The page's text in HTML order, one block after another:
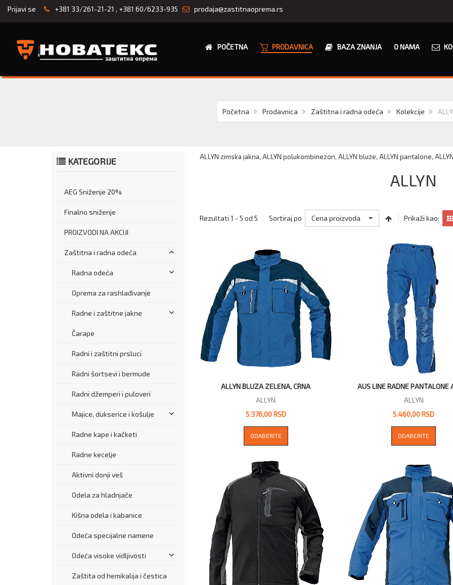
Prijavi se +381 33/261-21-21 , +381 60/6233-935 prodaja@zastitnaoprema.rs
POČETNA PRODAVNICA BAZA ZNANJA O NAMA
Početna Prodavnica Zaštitna i radna odeća Kolekcije
KATEGORIJE
AEG Sniženje 20%
Finalno sniženje
PROIZVODI NA AKCIJI
Zaštitna i radna odeća
Radna odeća
Oprema za rashlađivanje
Radne i zaštitne jakne
Čarape
Radni i zaštitni prsluci
Radni šortsevi i bermude
Radni džemperi i puloveri
Majice, dukserice i košulje
Radne kape i kačketi
Radne kecelje
Aktivni donji veš
Odela za hladnjače
Kišna odela i kabanice
Odeća specijalne namene
Odeća visoke vidljivosti
Zaštita od hemikalija i čestica
ALLYN zimska jakna, ALLYN polukombinezon, ALLYN bluze, ALLYN pantalone,
ALLYN
Rezultati 1 - 5 od 5 Sortiraj po Cena proizvoda Prikaži kao:
ALLYN BLUZA ZELENA, CRNA
ALLYN
5.376,00 RSD
ODABERITE
AUS LINE RADNE PANTALONE
ALLYN
5.460,00 RSD
ODABERITE